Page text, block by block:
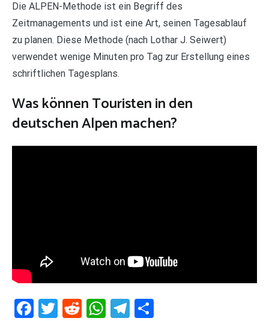
Die ALPEN-Methode ist ein Begriff des
Zeitmanagements und ist eine Art, seinen Tagesablauf
zu planen. Diese Methode (nach Lothar J. Seiwert)
verwendet wenige Minuten pro Tag zur Erstellung eines
schriftlichen Tagesplans.
Was können Touristen in den
deutschen Alpen machen?
Facebook
Twitter
RedditWhatsApp
Telegram